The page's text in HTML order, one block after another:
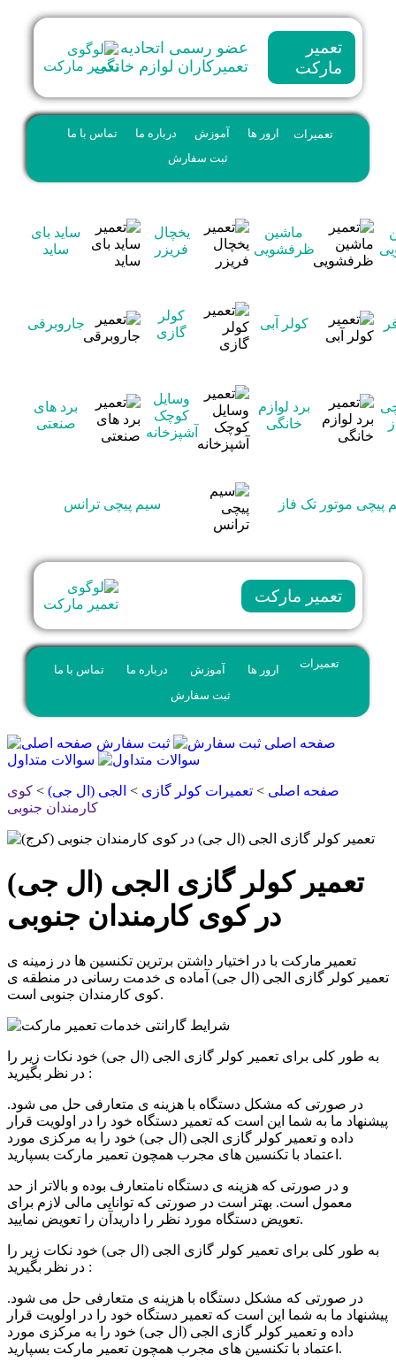
تعمیر
مارکت
عضو رسمی اتحادیه
تعمیرکاران لوازم خانگی
تعمیرات ارور ها آموزش درباره ما
تماس با ما
ثبت سفارش
ماشین
ظرفشویی
یخچال
فریزر
ساید بای
ساید
کولر آبی
کولر
گازی
جاروبرقی
برد لوازم
خانگی
وسایل
کوچک
آشپزخانه
برد های
صنعتی
پیچی موتور تک فاز سیم پیچی ترانس
تعمیر مارکت
تعمیرات ارور ها آموزش درباره ما تماس با ما
ثبت سفارش
صفحه اصلی
ثبت سفارش
سوالات متداول
صفحه اصلی > تعمیرات کولر گازی > الجی (ال جی) > کوی
کارمندان جنوبی
تعمیر کولر گازی الجی (ال جی)
در کوی کارمندان جنوبی
تعمیر مارکت با در اختیار داشتن برترین تکنسین ها در زمینه ی
تعمیر کولر گازی الجی (ال جی) آماده ی خدمت رسانی در منطقه ی
کوی کارمندان جنوبیاست.
به طور کلی برای تعمیر کولر گازی الجی (ال جی) خود نکات زیر را
در نظر بگیرید :
در صورتی که مشکل دستگاه با هزینه ی متعارفی حل می شود.
پیشنهاد ما به شما این است که تعمیر دستگاه خود را در اولویت قرار
داده و تعمیر کولر گازی الجی (ال جی) خود را به مرکزی مورد
اعتماد با تکنسین های مجرب همچون تعمیر مارکت بسپارید.
و در صورتی که هزینه ی دستگاه نامتعارف بوده و بالاتر از حد
معمول است. بهتر است در صورتی که توانایی مالی لازم برای
تعویض دستگاه مورد نظر را دارید‌آن را تعویض نمایید.
به طور کلی برای تعمیر کولر گازی الجی (ال جی) خود نکات زیر را
در نظر بگیرید :
در صورتی که مشکل دستگاه با هزینه ی متعارفی حل می شود.
پیشنهاد ما به شما این است که تعمیر دستگاه خود را در اولویت قرار
داده و تعمیر کولر گازی الجی (ال جی) خود را به مرکزی مورد
اعتماد با تکنسین های مجرب همچون تعمیر مارکت بسپارید.